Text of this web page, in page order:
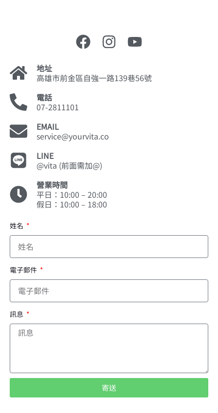
地址
高雄市前金區自強一路139巷56號
電話
07-2811101
EMAIL
service@yourvita.co
LINE
@vita (前面需加@)
營業時間
平日：10:00 – 20:00
假日：10:00 – 18:00
姓名
電子郵件
訊息
寄送